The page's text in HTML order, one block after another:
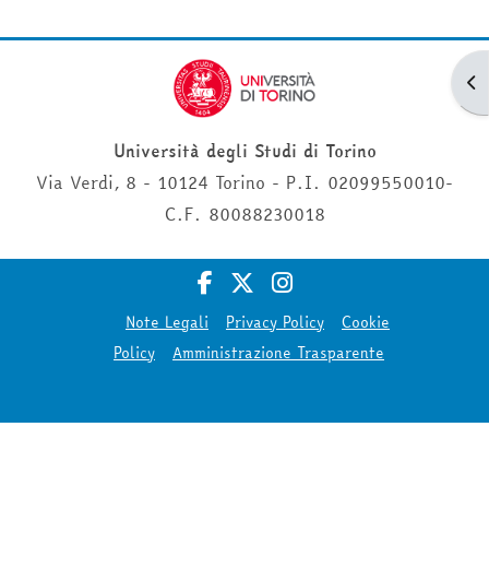
Università degli Studi di Torino
Via Verdi, 8 - 10124 Torino - P.I. 02099550010-
C.F. 80088230018
Note Legali Privacy Policy
Cookie
Policy
Amministrazione Trasparente